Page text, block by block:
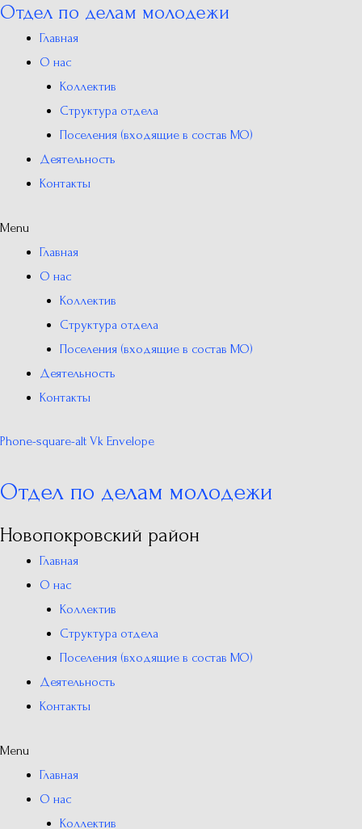
Перейти
содержимому
Отдел по делам молодежи
Главная
О нас
Коллектив
Структура отдела
Поселения (входящие в состав МО)
Деятельность
Контакты
Menu
Главная
О нас
Коллектив
Структура отдела
Поселения (входящие в состав МО)
Деятельность
Контакты
Phone-square-alt Vk Envelope
Отдел по делам молодежи
Новопокровский район
Главная
О нас
Коллектив
Структура отдела
Поселения (входящие в состав МО)
Деятельность
Контакты
Menu
Главная
О нас
Коллектив